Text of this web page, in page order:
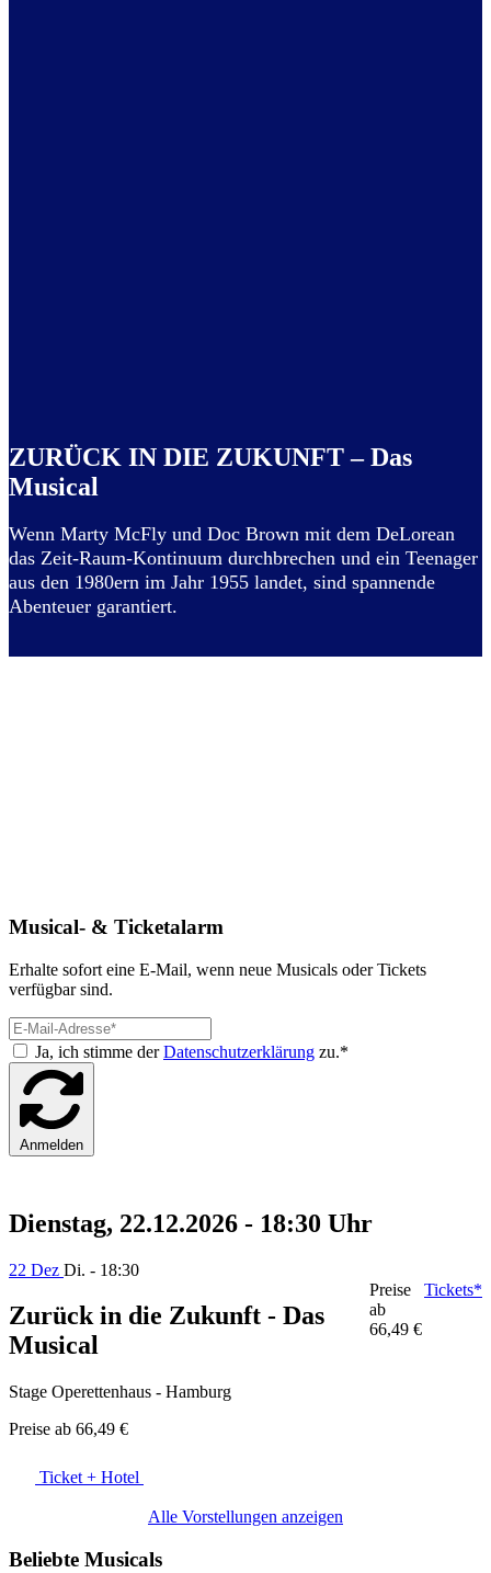
ZURÜCK IN DIE ZUKUNFT – Das
Musical
Wenn Marty McFly und Doc Brown mit dem DeLorean
das Zeit-Raum-Kontinuum durchbrechen und ein Teenager
aus den 1980ern im Jahr 1955 landet, sind spannende
Abenteuer garantiert.
Musical- & Ticketalarm
Erhalte sofort eine E-Mail, wenn neue Musicals oder Tickets
verfügbar sind.
Ja, ich stimme derDatenschutzerklärung zu.*
Anmelden
Dienstag, 22.12.2026 - 18:30 Uhr
22 Dez Di. - 18:30
Zurück in die Zukunft - Das
Musical
Stage Operettenhaus - Hamburg
Preise ab 66,49 €
Preise
ab
66,49 €
Tickets*
Ticket + Hotel
Alle Vorstellungen anzeigen
Beliebte Musicals